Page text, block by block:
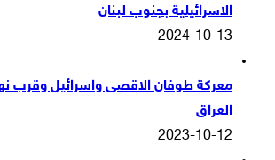
الاسرائيلية بجنوب لبنان
2024-10-13
معركة طوفان الاقصى واسرائيل وقرب
العراق
2023-10-12